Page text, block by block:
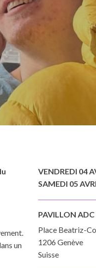
un
VENDREDI 04
SAMEDI 05
PAVILLON ADC
Place Beatriz-
1206 Genève
Suisse